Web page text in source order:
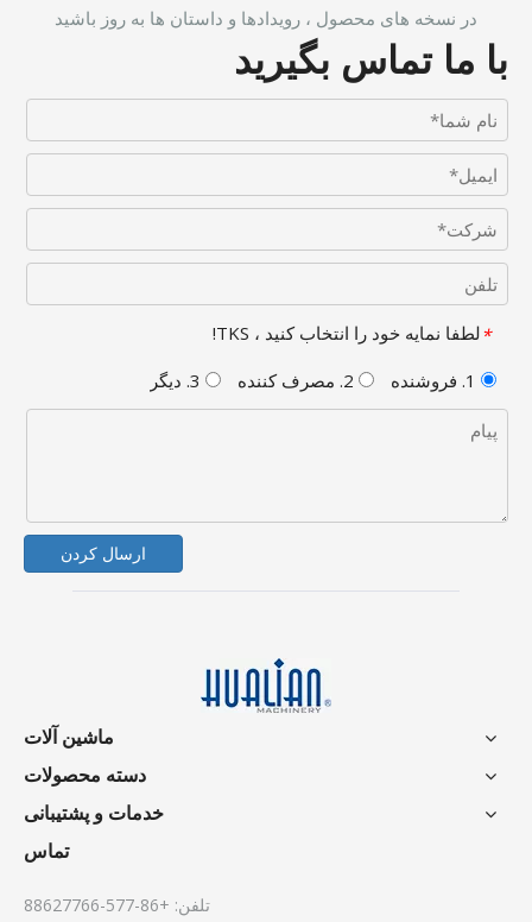
در نسخه های محصول ، رویدادها و داستان ها به روز باشید
با ما تماس بگیرید
*لطفا نمایه خود را انتخاب کنید ، TKS!
ارسال کردن
ماشین آلات
دسته محصولات
خدمات و پشتیبانی
تماس
تلفن: +86-577-88627766